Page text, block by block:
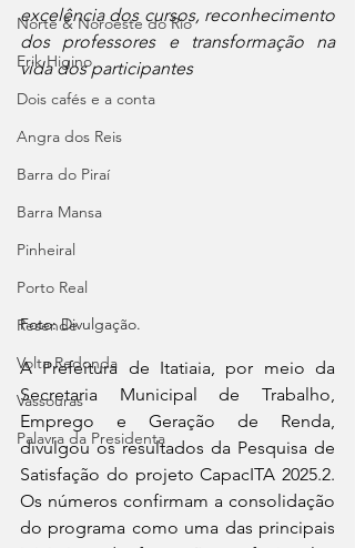
Norte & Noroeste do Rio
Erik Higino
Dois cafés e a conta
Angra dos Reis
Barra do Piraí
Barra Mansa
Pinheiral
Porto Real
Resende
Volta Redonda
Vassouras
Palavra da Presidenta
excelência dos cursos, reconhecimento
dos professores e transformação na
vida dos participantes
Foto: Divulgação.
A Prefeitura de Itatiaia, por meio da
Secretaria Municipal de Trabalho,
Emprego e Geração de Renda,
divulgou os resultados da Pesquisa de
Satisfação do projeto CapacITA 2025.2.
Os números confirmam a consolidação
do programa como uma das principais